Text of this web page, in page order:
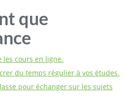
que
les cours en ligne.
du temps régulier à vos études.
pour échanger sur les sujets